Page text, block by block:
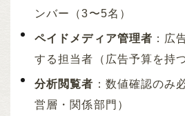
ンバー（3〜5名）
ペイドメディア管理者 ：広
する担当者（広告予算を持
分析閲覧者 ：数値確認のみ
営層・関係部門）